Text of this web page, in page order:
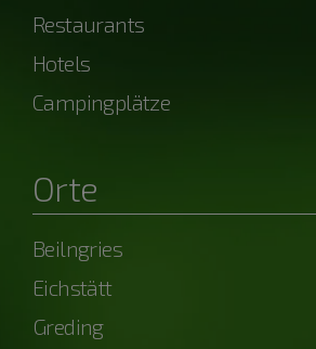
Restaurants
Hotels
Campingplätze
Orte
Beilngries
Eichstätt
Greding